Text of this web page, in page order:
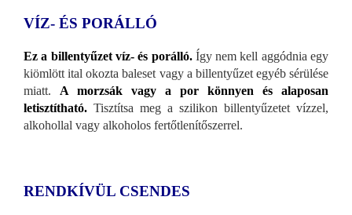
VÍZ- ÉS PORÁLLÓ
Ez a billentyűzet víz- és porálló.Így nem kell aggódnia egy
kiömlött ital okozta baleset vagy a billentyűzet egyéb sérülése
miatt. A morzsák vagy a por könnyen és alaposan
letisztítható. Tisztítsa meg a szilikon billentyűzetet vízzel,
alkohollal vagy alkoholos fertőtlenítőszerrel.
RENDKÍVÜL CSENDES